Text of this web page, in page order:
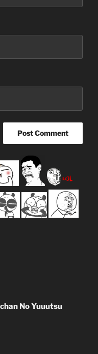
No Yuuutsu